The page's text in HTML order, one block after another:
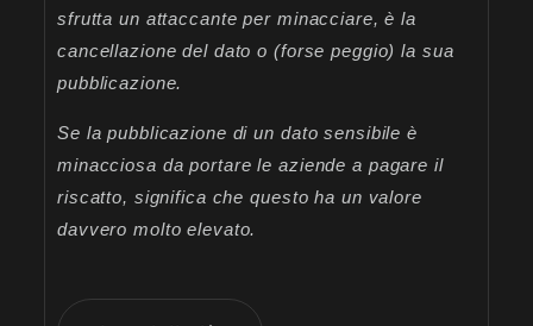
sfrutta un attaccante per minacciare, è la
cancellazione del dato o (forse peggio) la sua
pubblicazione.
Se la pubblicazione di un dato sensibile è
minacciosa da portare le aziende a pagare il
riscatto, significa che questo ha un valore
davvero molto elevato.